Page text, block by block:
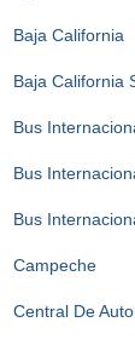
Baja California
Baja California
Bus
Bus
Bus
Campeche
Central De